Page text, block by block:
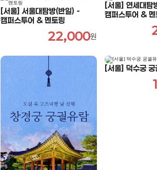
[서울] 서울대탐방(반일) -
캠퍼스투어 & 멘토링
22,000원
[서울] 연세대탐
캠퍼스투어 & 멘
[서울] 덕수궁